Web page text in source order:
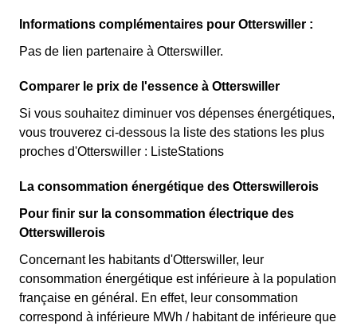
Informations complémentaires pour Otterswiller :
Pas de lien partenaire à Otterswiller.
Comparer le prix de l'essence à Otterswiller
Si vous souhaitez diminuer vos dépenses énergétiques,
vous trouverez ci-dessous la liste des stations les plus
proches d'Otterswiller : ListeStations
La consommation énergétique des Otterswillerois
Pour finir sur la consommation électrique des
Otterswillerois
Concernant les habitants d'Otterswiller, leur
consommation énergétique est inférieure à la population
française en général. En effet, leur consommation
correspond à inférieure MWh / habitant de inférieure que